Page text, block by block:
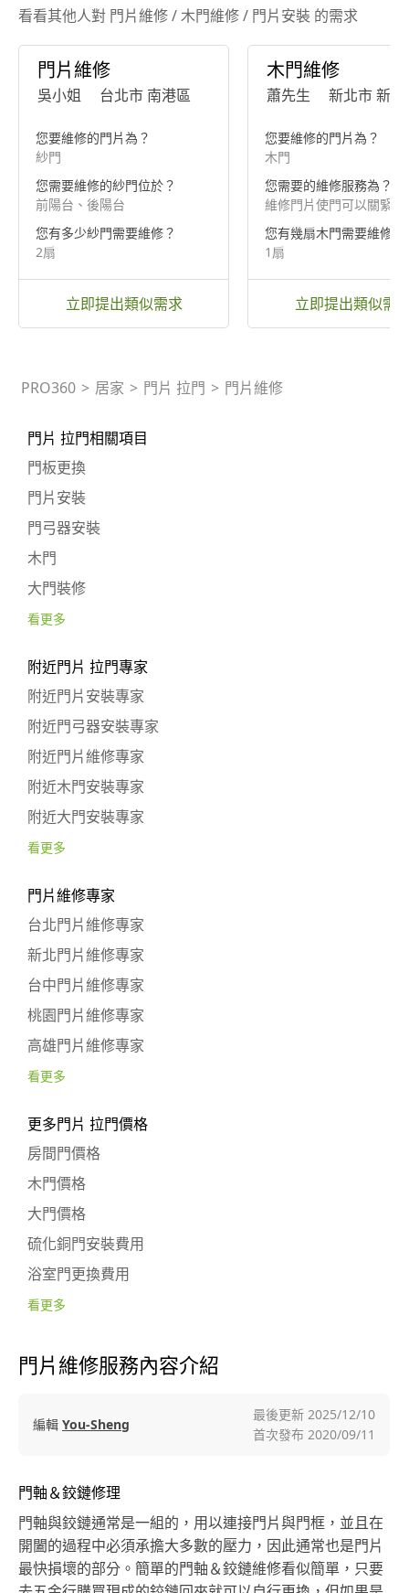
看看其他人對 門片維修 / 木門維修 / 門片安裝 的需求
門片維修
吳小姐 台北市 南港區
您要維修的門片為？
紗門
您需要維修的紗門位於？
前陽台、後陽台
您有多少紗門需要維修？
2扇
立即提出類似需求
木門維修
蕭先生 新北市 新店
您要維修的門片為？
木門
您需要的維修服務為？
維修門片使門可以關緊
您有幾扇木門需要維修？
1扇
立即提出類似需
PRO360 > 居家 > 門片 拉門 > 門片維修
門片 拉門相關項目
門板更換
門片安裝
門弓器安裝
木門
大門裝修
看更多
附近門片 拉門專家
附近門片安裝專家
附近門弓器安裝專家
附近門片維修專家
附近木門安裝專家
附近大門安裝專家
看更多
門片維修專家
台北門片維修專家
新北門片維修專家
台中門片維修專家
桃園門片維修專家
高雄門片維修專家
看更多
更多門片 拉門價格
房間門價格
木門價格
大門價格
硫化銅門安裝費用
浴室門更換費用
看更多
門片維修服務內容介紹
編輯 You-Sheng
最後更新 2025/12/10
首次發布 2020/09/11
門軸＆鉸鏈修理
門軸與鉸鏈通常是一組的，用以連接門片與門框，並且在
開闔的過程中必須承擔大多數的壓力，因此通常也是門片
最快損壞的部分。簡單的門軸＆鉸鏈維修看似簡單，只要